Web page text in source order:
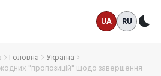
UA RU
Головна
Україна
"пропозицій" щодо завершення